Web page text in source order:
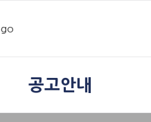
공고안내